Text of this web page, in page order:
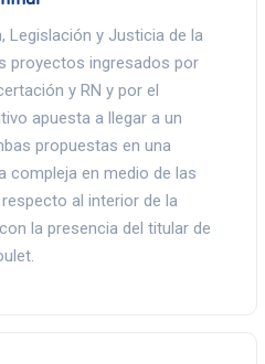
Legislación y Justicia de la
proyectos ingresados por
y RN y por el
apuesta a llegar a un
propuestas en una
compleja en medio de las
al interior de la
la presencia del titular de